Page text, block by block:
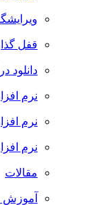
ویرایشگر
قفل گذار
دانلود
نرم افزار
نرم افزار
نرم افزار
مقالات
آموزش زبان